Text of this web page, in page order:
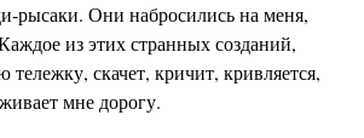
рысаки. Они набросились на меня,
из этих странных созданий,
тележку, скачет, кричит, кривляется,
мне дорогу.